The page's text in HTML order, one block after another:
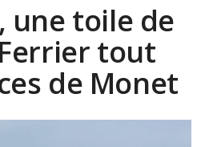
une toile de
tout
de Monet